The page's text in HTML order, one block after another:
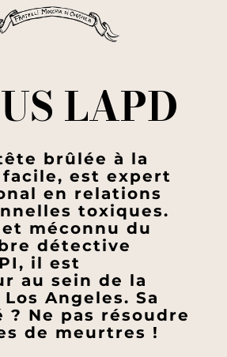
LAPD
brûlée à la
est expert
en relations
toxiques.
méconnu du
détective
il est
au sein de la
Angeles. Sa
? Ne pas résoudre
de meurtres !